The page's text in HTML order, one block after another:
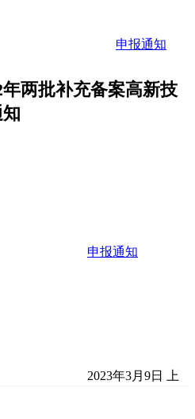
申报通知
两批补充备案高新技
申报通知
2023年3月9日 上